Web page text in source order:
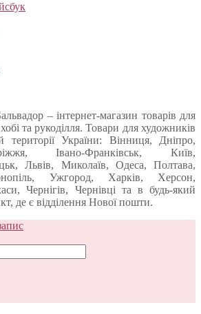
– інтернет-магазин товарів для
та рукоділля. Товари для художників
території України: Вінниця, Дніпро,
Івано-Франківськ, Київ,
Львів, Миколаїв, Одеса, Полтава,
Ужгород, Харків, Херсон,
Чернігів, Чернівці та в будь-який
де є відділення Нової пошти.